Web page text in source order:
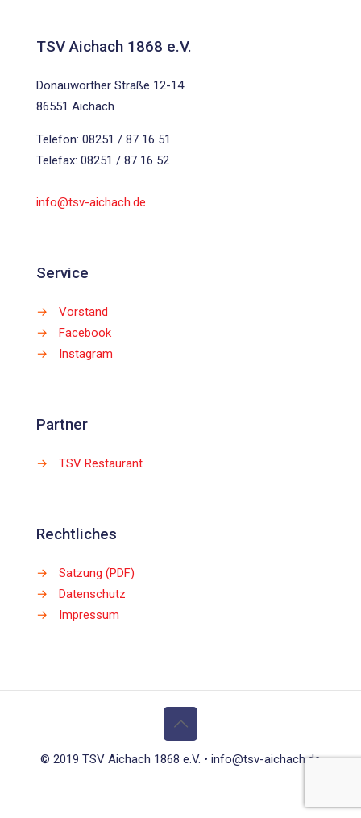
TSV Aichach 1868 e.V.
Donauwörther Straße 12-14
86551 Aichach
Telefon: 08251 / 87 16 51
Telefax: 08251 / 87 16 52
info@tsv-aichach.de
Service
→
Vorstand
→
Facebook
→
Instagram
Partner
→ TSV Restaurant
Rechtliches
→
Satzung (PDF)
→
Datenschutz
→
Impressum
© 2019 TSV Aichach 1868 e.V. • info@tsv-aichach.de